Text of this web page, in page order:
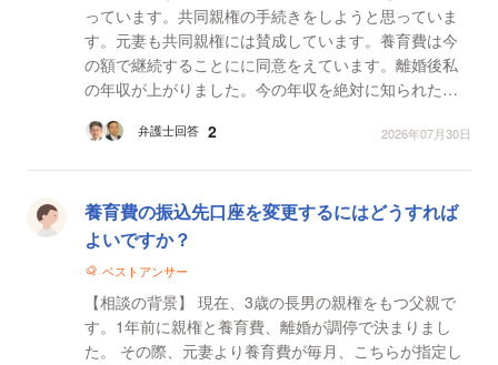
っています。共同親権の手続きをしようと思っていま
す。元妻も共同親権には賛成しています。養育費は今
の額で継続することにに同意をえています。離婚後私
の年収が上がりました。今の年収を絶対に知られたく
の...
弁護士回答 2 2026年07月30日
養育費の振込先口座を変更するにはどうすれば
よいですか？
ベストアンサー
【相談の背景】 現在、3歳の長男の親権をもつ父親で
す。1年前に親権と養育費、離婚が調停で決まりまし
た。 その際、元妻より養育費が毎月、こちらが指定し